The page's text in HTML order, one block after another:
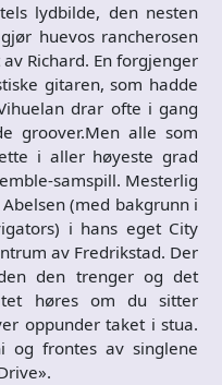
lydbilde, den nesten
huevos rancherosen
Richard. En forgjenger
gitaren, som hadde
drar ofte i gang
groover.Men alle som
i aller høyeste grad
samspill. Mesterlig
(med bakgrunn i
i hans eget City
av Fredrikstad. Der
den trenger og det
høres om du sitter
oppunder taket i stua.
og frontes av singlene